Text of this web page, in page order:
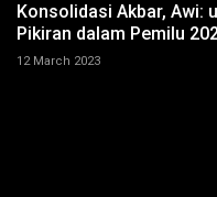
Konsolidasi Akbar, Awi:
Pikiran dalam Pemilu
12 March 2023